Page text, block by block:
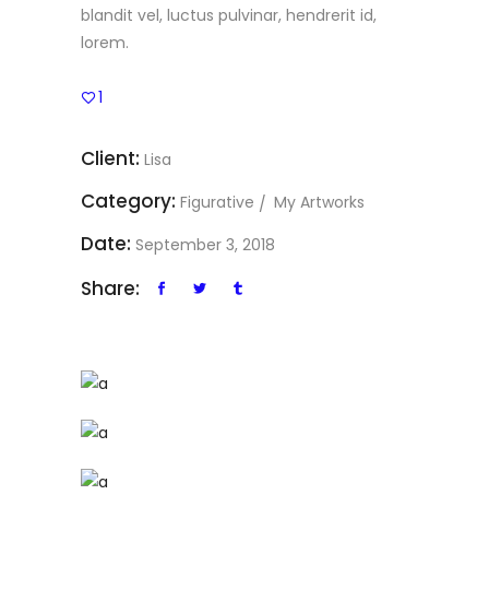
blandit vel, luctus pulvinar, hendrerit id,
lorem.
1
Client: Lisa
Category: Figurative My Artworks
Date: September 3, 2018
Share: